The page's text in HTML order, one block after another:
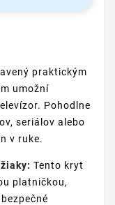
praktickým
umožní
Pohodlne
seriálov alebo
v ruke.
Tento kryt
platničkou,